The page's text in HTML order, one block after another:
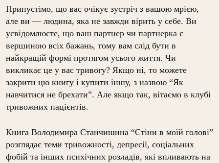
Припустімо, що вас очікує зустріч з вашою мрією,
але ви — людина, яка не завжди вірить у себе. Ви
усвідомлюєте, що ваш партнер чи партнерка є
вершиною всіх бажань, тому вам слід бути в
найкращій формі протягом усього життя. Чи
викликає це у вас тривогу? Якщо ні, то можете
закрити цю книгу і купити іншу, з назвою “Як
навчитися не брехати”. Але якщо так, вітаємо в клубі
тривожних пацієнтів.
Книга Володимира Станчишина “Стіни в моїй голові”
розглядає теми тривожності, депресії, соціальних
фобій та інших психічних розладів, які впливають на